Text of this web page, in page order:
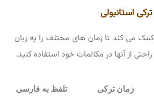
استانبولی
می کند تا زمان های مختلف را به زبان
راحتی از آنها در مکالمات خود استفاده کنید.
زمان ترکی تلفظ به فارسی